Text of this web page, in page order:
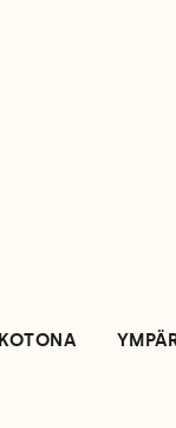
KOTONA